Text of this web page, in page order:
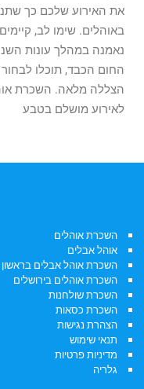
את האירוע שלכם כך
באוהלים. שימו לב,
נאמנה במהלך עונות
החום הכבד, תוכלו
הצללה מלאה. השכרת
לאירוע מושלם בטבע
השכרת אוהלים
אוהל אבלים
השכרת אוהל אבלים בראשון
השכרת אוהלים בירושלים
השכרת שולחנות
השכרת כסאות
הצהרת נגישות
תנאי שימוש
מדיניות פרטיות
גלריה